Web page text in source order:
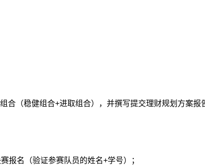
合（稳健组合+进取组合），并撰写提交理财规划方案
报名（验证参赛队员的姓名+学号）；